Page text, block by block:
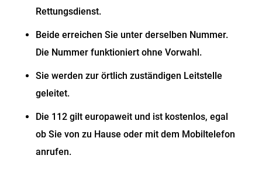
Rettungsdienst.
Beide erreichen Sie unter derselben Nummer.
Die Nummer funktioniert ohne Vorwahl.
Sie werden zur örtlich zuständigen Leitstelle
geleitet.
Die 112 gilt europaweit und ist kostenlos, egal
ob Sie von zu Hause oder mit dem Mobiltelefon
anrufen.